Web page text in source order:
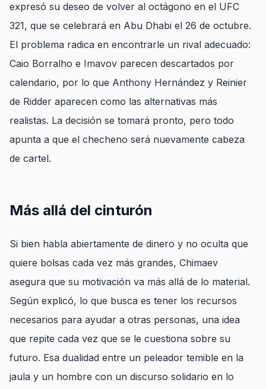
expresó su deseo de volver al octágono en el UFC
321, que se celebrará en Abu Dhabi el 26 de octubre.
El problema radica en encontrarle un rival adecuado:
Caio Borralho e Imavov parecen descartados por
calendario, por lo que Anthony Hernández y Reinier
de Ridder aparecen como las alternativas más
realistas. La decisión se tomará pronto, pero todo
apunta a que el checheno será nuevamente cabeza
de cartel.
Más allá del cinturón
Si bien habla abiertamente de dinero y no oculta que
quiere bolsas cada vez más grandes, Chimaev
asegura que su motivación va más allá de lo material.
Según explicó, lo que busca es tener los recursos
necesarios para ayudar a otras personas, una idea
que repite cada vez que se le cuestiona sobre su
futuro. Esa dualidad entre un peleador temible en la
jaula y un hombre con un discurso solidario en lo